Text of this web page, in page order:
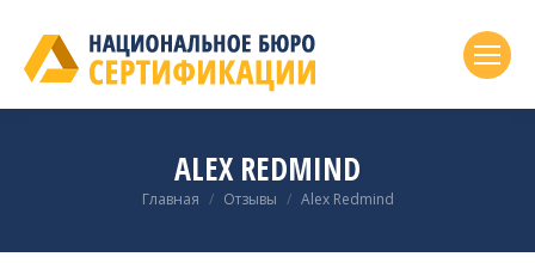
ALEX REDMIND
Вы здесь:
Главная Отзывы Alex Redmind